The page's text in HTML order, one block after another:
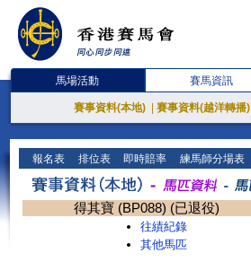
馬場活動 賽馬資訊
賽事資料(本地) 賽事資料(越洋轉播)
報名表 排位表 即時賠率 練馬師分場表
得其寶 (BP088) (已退役)
往績紀錄
其他馬匹